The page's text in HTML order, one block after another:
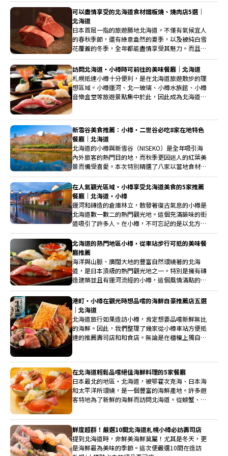
可以盡情享受的北海道食材鐵板燒、燒肉店5選｜
北海道
日本首屈一指的旅遊勝地北海道。不僅有氣候宜人
的春秋季節，還有綠意盎然的夏季，以及被純白雪
花覆蓋的冬季，全年都能盡情享受其魅力。而且北
海道的美食也是一大亮點。這次為您介紹位於札
幌、小樽、函館，使用北海道當地食材的鐵板燒和
燒肉店。請務必體驗北海道獨有的美味。
訪問北海道・小樽時可前往的美味餐廳｜北海道
札幌抵達小樽十分便利，是在北海道旅遊散步的理
想區域。小樽運河、北一玻璃、小樽水族館、小樽
音樂盒堂等旅遊景點集中於此，因此成為北海道觀
新雪谷美食推薦：小樽・二世谷必吃8家在地特色
餐廳｜北海道
北海道的小樽與新雪谷（NISEKO）是全年吸引海
內外旅客的熱門目的地，而秋季更因迷人的紅葉美
景而備受喜愛。本次特別精選了八家以當地食材入
菜、展現各自特色的小樽與新雪谷美食餐廳。無論
是欣賞紅葉後的暖心一餐，或是在旅途中品味北海
道的季節風味，都能為您的小樽、新雪谷之旅增添
難忘的美食回憶。
在人氣觀光區域・小樽享受北海道美食的5家推薦
餐廳｜北海道・小樽
運河和磚造的倉庫林立，散發著復古氣息的小樽是
北海道數一數二的熱門觀光地。這個充滿韻味的街
道吸引了許多人。在小樽，不可忘記的是以北方海
產為首的北海道美食。享受當地食材和地方菜單，
創造旅行的美好回憶。
北海道的熱門地區小樽，從車站步行可抵的美味餐
廳推薦
海洋與山脈、廣闊大地的豐富自然環繞著的北海
道，是日本頂級的熱門觀光地之一。特別是擁有磚
造建築並且有運河流經的小樽，這個風情滿點的城
市，是您絕對值得一遊的熱門地區。在美味食物豐
富的小樽，我們將介紹幾家從車站步行可抵達的美
味餐廳。
港町・小樽在觀光時想品嚐的海鮮自豪推薦店五選
｜北海道
北海道旅行如果造訪小樽，肯定想要品嚐新鮮無比
的海鮮。因此，我們整理了幾家從小樽車站方便抵
達的推薦壽司店和和食店。無論是在櫃檯上獨自靜
帶來的獨特風味和口感。
在北海道輕鬆品嚐絕佳海鮮料理的5家餐廳
日本最北的地區・北海道，被鄂霍次克海、日本海
和太平洋所環繞，是一個豐富的海鮮產地。許多遊
客特地為了新鮮的海鮮而訪問北海道。從螃蟹、海
品種多不勝數。在這裡，我們介紹一家讓你輕鬆品
味北海道海鮮的餐廳。
鮮度超群！嚴選10間北海道札幌小樽必訪壽司店
提到北海道時，非鮮美海鮮莫屬！尤其是冬天，更
是海鮮最為美味的季節。這次便嚴選10間在造訪